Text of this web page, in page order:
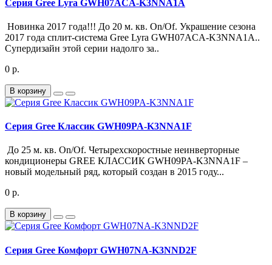
Серия Gree Lyra GWH07ACA-K3NNA1A
Новинка 2017 года!!! До 20 м. кв. On/Of. Украшение сезона
2017 года сплит-система Gree Lyra GWH07ACA-K3NNA1A..
Супердизайн этой серии надолго за..
0 р.
В корзину
Серия Gree Классик GWH09PA-K3NNA1F
До 25 м. кв. On/Of. Четырехскоростные неинверторные
кондиционеры GREE КЛАССИК GWH09PA-K3NNA1F –
новый модельный ряд, который создан в 2015 году...
0 р.
В корзину
Серия Gree Комфорт GWH07NA-K3NND2F